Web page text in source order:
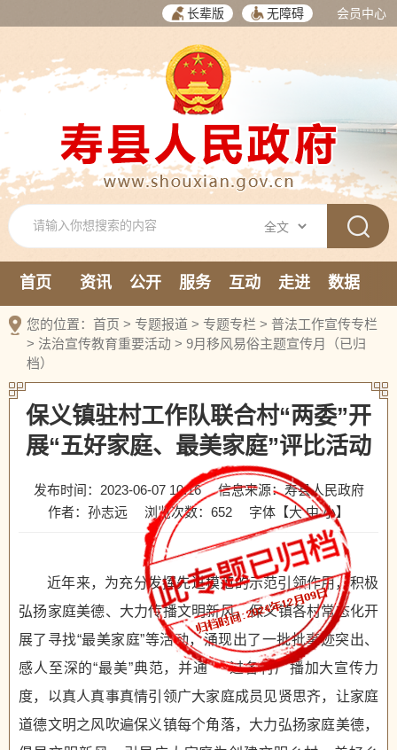
长辈版 无障碍 会员中心
首页 资讯 公开 服务 互动 走进
数据
新媒体
您的位置： 首页 > 专题报道 > 专题专栏 > 普法工作宣传专栏
> 法治宣传教育重要活动 > 9月移风易俗主题宣传月（已归
档）
保义镇驻村工作队联合村“两委”开
展“五好家庭、最美家庭”评比活动
发布时间：2023-06-07 10:16
信息来源：寿县人民政府
作者：孙志远
浏览次数： 652 字体【大 中 小】
近年来，为充分发挥先进模范的示范引领作用，积极
弘扬家庭美德、大力传播文明新风，保义镇各村常态化开
展了寻找“最美家庭”等活动，涌现出了一批批事迹突出、
感人至深的“最美”典范，并通 过各村广播加大宣传力
度，以真人真事真情引领广大家庭成员见贤思齐，让家庭
道德文明之风吹遍保义镇每个角落，大力弘扬家庭美德，